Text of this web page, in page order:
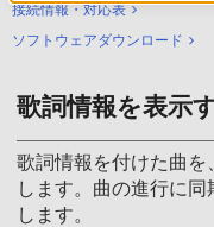
接続情報・対応表
ソフトウェアダウンロード
歌詞情報を表示
歌詞情報を付けた曲
します。曲の進行に
します。